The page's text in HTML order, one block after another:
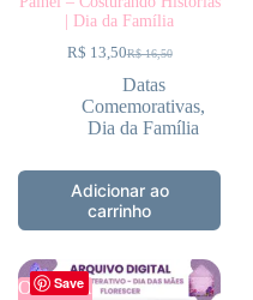
| Dia da Família
R$16,50
R$ 13,50
Datas
Comemorativas,
Dia da Família
Adicionar ao
carrinho
Save
OFERTA